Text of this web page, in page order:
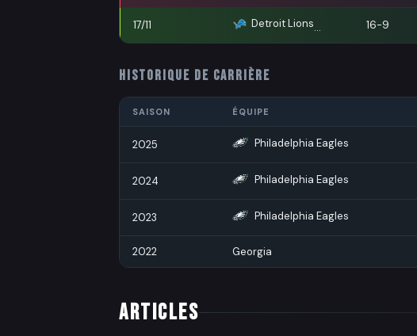
17/11 Detroit Lions 16-9
HISTORIQUE DE CARRIÈRE
SAISON ÉQUIPE
2025 Philadelphia Eagles
2024 Philadelphia Eagles
2023 Philadelphia Eagles
2022 Georgia
ARTICLES